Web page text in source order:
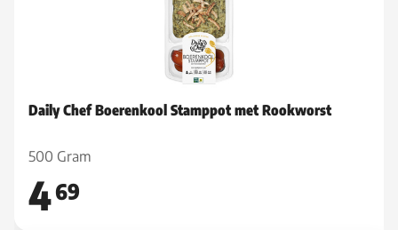
Daily Chef Boerenkool Stamppot met Rookworst
500 Gram
469